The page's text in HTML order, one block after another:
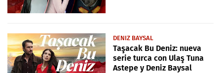
DENIZ BAYSAL
Taşacak Bu Deniz: nueva
serie turca con Ulaş Tuna
Astepe y Deniz Baysal